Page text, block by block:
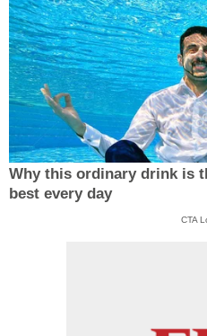
Why this ordinary drink is
best every day
CTA